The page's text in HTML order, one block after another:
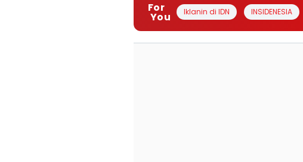
For
You Iklanin di IDN INSIDENESIA